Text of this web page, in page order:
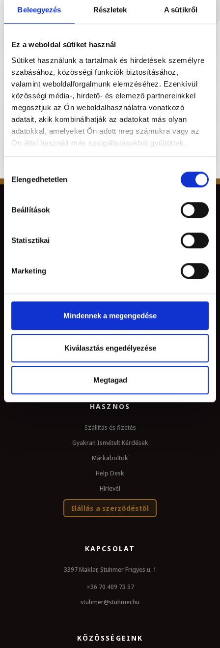
Beleegyezés Részletek A sütikről
Ez a weboldal sütiket használ
Sütiket használunk a tartalmak és hirdetések személyre
szabásához, közösségi funkciók biztosításához,
valamint weboldalforgalmunk elemzéséhez. Ezenkívül
közösségi média-, hirdető- és elemező partnereinkkel
megosztjuk az Ön weboldalhasználatra vonatkozó
adatait, akik kombinálhatják az adatokat más olyan
adatokkal, amelyeket Ön adott meg számukra vagy az
Ön által használt más szolgáltatásokból gyűjtöttek.
kiválasztása
Elengedhetetlen
Beállítások
Statisztikai
Marketing
Mindennek a megengedése
Kiválasztás engedélyezése
Megtagad
Szükséges regisztrálni a rendeléshez?
vásárlásról?
Ki szállítja házhoz a megrendelésemet?
Mi a teendő, ha egy termék minősége nem
megfelelő/sérült?
Mit tudok tenni, he egy termék hiányzik a
megrendelésből?
Történetünk
Blog
HASZNOS
Szállítás és fizetés
Gyakran Ismételt Kérdések
Márkaboltok
Help Desk
Hírlevél
Elállás a szerződéstől
KAPCSOLAT
3397 Maklar, Stuhmer Frigyes u. 1
+36 70 409 73 57
stuhmer@stuhmer.hu
KÖZÖSSÉGEINK